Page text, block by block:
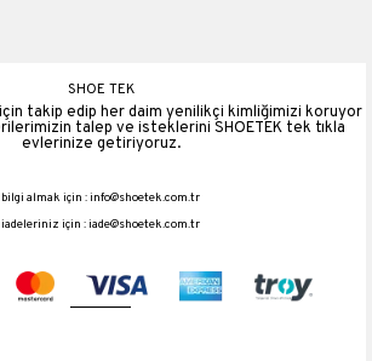
SHOE TEK
takip edip her daim yenilikçi kimliğimizi koruyor
talep ve isteklerini SHOETEK tek tıkla
evlerinize getiriyoruz.
bilgi almak için :info@shoetek.com.tr
iadeleriniz için :iade@shoetek.com.tr